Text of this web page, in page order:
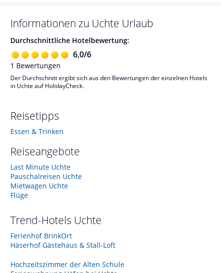
Informationen zu Uchte Urlaub
Durchschnittliche Hotelbewertung:
6,0/6
1 Bewertungen
Der Durchschnitt ergibt sich aus den Bewertungen der einzelnen Hotels
in Uchte auf HolidayCheck.
Reisetipps
Essen & Trinken
Reiseangebote
Last Minute Uchte
Pauschalreisen Uchte
Mietwagen Uchte
Flüge
Trend-Hotels Uchte
Ferienhof BrinkOrt
Häserhof Gästehaus & Stall-Loft
Hochzeitszimmer der Alten Schule